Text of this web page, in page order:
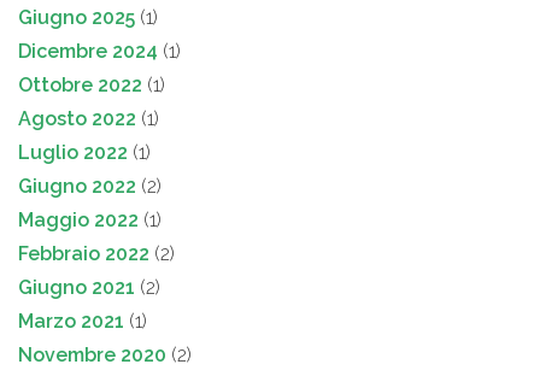
Giugno 2025 (1)
Dicembre 2024 (1)
Ottobre 2022 (1)
Agosto 2022 (1)
Luglio 2022 (1)
Giugno 2022 (2)
Maggio 2022 (1)
Febbraio 2022 (2)
Giugno 2021 (2)
Marzo 2021 (1)
Novembre 2020 (2)